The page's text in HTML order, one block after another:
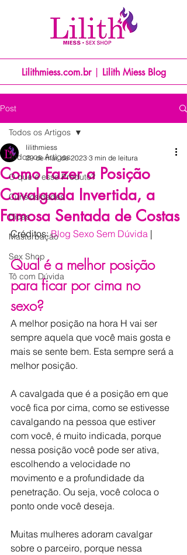
Lilithmiess.com.br Lilith Miess Blog
Post
Todos os Artigos
O que é esse Produto?
Curisiosidades
Dicas
Masturbação
Sex Shop
Tô com Dúvida
Todos os Artigos
Como Fazer a Posição
Cavalgada Invertida, a
Famosa Sentada de Costas
lilithmiess
29 de mai. de 2023 3 min de leitura
Créditos: Blog Sexo Sem Dúvida |
Qual é a melhor posição
para ficar por cima no
sexo?
A melhor posição na hora H vai ser
sempre aquela que você mais gosta e
mais se sente bem. Esta sempre será a
melhor posição.
A cavalgada que é a posição em que
você fica por cima, como se estivesse
cavalgando na pessoa que estiver
com você, é muito indicada, porque
nessa posição você pode ser ativa,
escolhendo a velocidade no
movimento e a profundidade da
penetração. Ou seja, você coloca o
ponto onde você deseja.
Muitas mulheres adoram cavalgar
sobre o parceiro, porque nessa